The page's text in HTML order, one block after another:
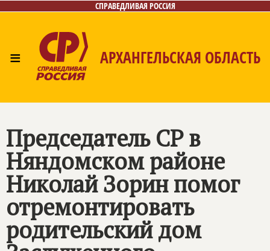
СПРАВЕДЛИВАЯ РОССИЯ
≡ АРХАНГЕЛЬСКАЯ ОБЛАСТЬ
Поиск
Председатель СР в
Няндомском районе
Николай Зорин помог
отремонтировать
родительский дом